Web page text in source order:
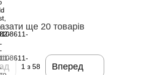
ще 20 товарів
1 з 58 Вперед